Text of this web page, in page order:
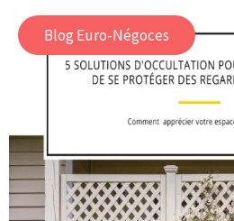
Blog Euro-Négoces